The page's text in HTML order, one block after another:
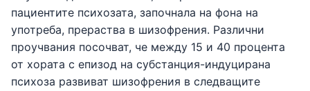
пациентите психозата, започнала на фона на
употреба, прераства в шизофрения. Различни
проучвания посочват, че между 15 и 40 процента
от хората с епизод на субстанция-индуцирана
психоза развиват шизофрения в следващите